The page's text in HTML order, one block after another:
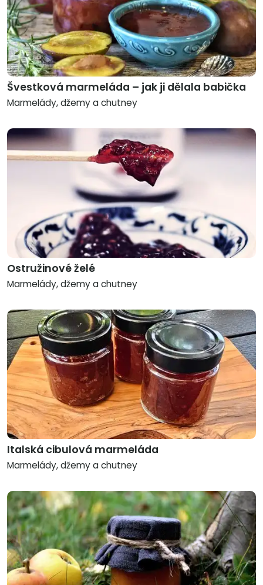
Švestková marmeláda – jak ji dělala babička
Marmelády, džemy a chutney
Ostružinové želé
Marmelády, džemy a chutney
Italská cibulová marmeláda
Marmelády, džemy a chutney